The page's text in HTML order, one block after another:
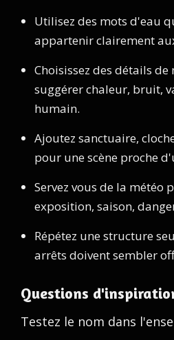
Utilisez des mots d'eau
appartenir clairement
Choisissez des détails
suggérer chaleur, bruit,
humain.
Ajoutez sanctuaire,
pour une scène proche
Servez vous de la météo
exposition, saison,
Répétez une structure
arrêts doivent sembler
Questions
Testez le nom dans